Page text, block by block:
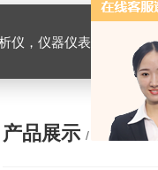
仪，仪器仪表，劳保用品
产品展示 / PRODUCTS